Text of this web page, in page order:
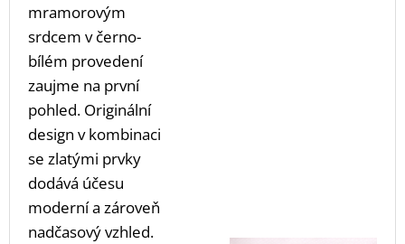
mramorovým
srdcem v černo-
bílém provedení
zaujme na první
pohled. Originální
design v kombinaci
se zlatými prvky
dodává účesu
moderní a zároveň
nadčasový vzhled.